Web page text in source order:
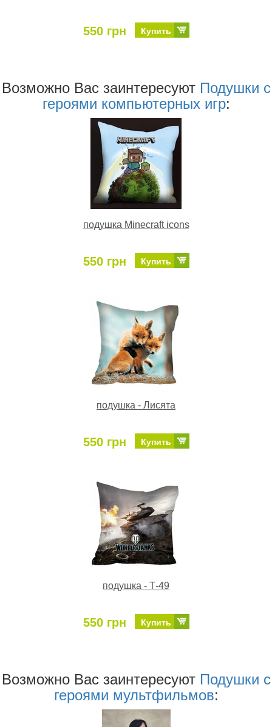
550 грн Купить
Возможно Ваc заинтересуют Подушки с
героями компьютерных игр:
подушка Minecraft icons
550 грн Купить
подушка - Лисята
550 грн Купить
подушка - Т-49
550 грн Купить
Возможно Ваc заинтересуют Подушки с
героями мультфильмов: